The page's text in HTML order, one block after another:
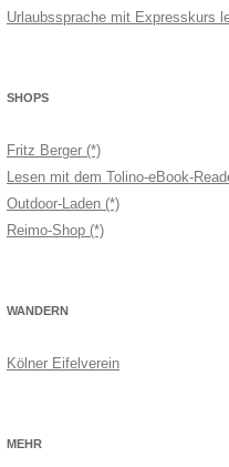
Urlaubssprache mit Expresskurs
SHOPS
Fritz Berger (*)
Lesen mit dem Tolino-eBook-
Outdoor-Laden (*)
Reimo-Shop (*)
WANDERN
Kölner Eifelverein
MEHR